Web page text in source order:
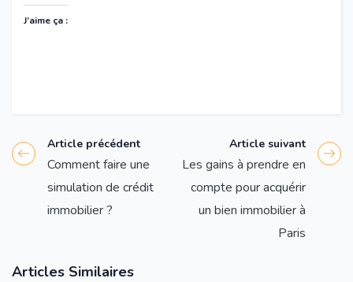
J’aime ça :
Article précédent
Comment faire une
simulation de crédit
immobilier ?
Article suivant
Les gains à prendre en
compte pour acquérir
un bien immobilier à
Paris
Articles Similaires